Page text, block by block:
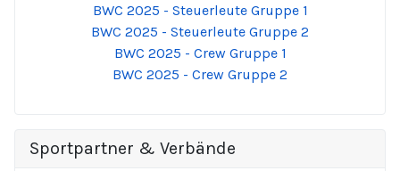
BWC 2025 - Steuerleute Gruppe 1
BWC 2025 - Steuerleute Gruppe 2
BWC 2025 - Crew Gruppe 1
BWC 2025 - Crew Gruppe 2
Sportpartner & Verbände